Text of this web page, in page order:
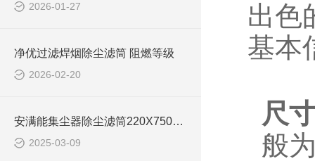
2026-01-27
净优过滤焊烟除尘滤筒 阻燃等级
2026-02-20
安满能集尘器除尘滤筒220X750使用说明
2025-03-09
出色
基本
尺
般